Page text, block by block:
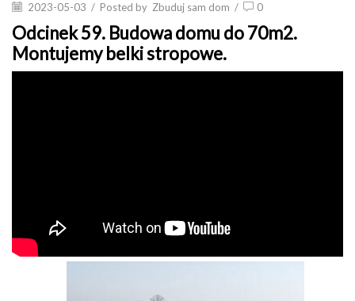
2023-05-03 / Posted by Zbuduj sam dom / 0
Odcinek 59. Budowa domu do 70m2.
Montujemy belki stropowe.